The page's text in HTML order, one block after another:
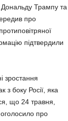
Дональду Трампу та
про
підтвердили
зростання
з боку Росії, яка
що 24 травня,
оголосило про